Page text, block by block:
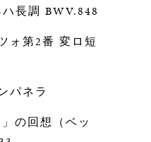
長調 BWV.848
ォ第2番 変ロ短
ネラ
の回想（ベッ